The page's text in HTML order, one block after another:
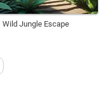
Wild Jungle Escape